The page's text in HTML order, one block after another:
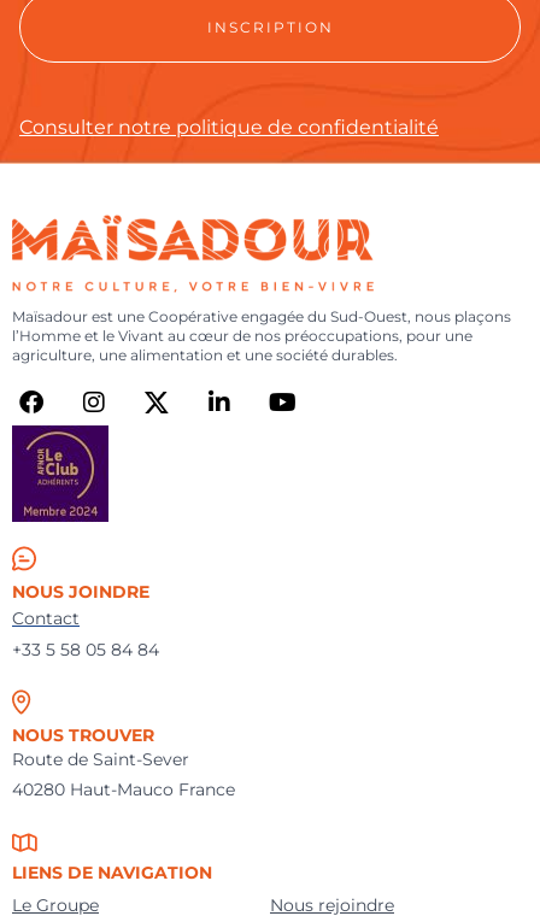
Consulter notre politique de confidentialité
Maïsadour est une Coopérative engagée du Sud-Ouest, nous plaçons
l’Homme et le Vivant au cœur de nos préoccupations, pour une
agriculture, une alimentation et une société durables.
NOUS JOINDRE
Contact
+33 5 58 05 84 84
NOUS TROUVER
Route de Saint-Sever
40280 Haut-Mauco France
LIENS DE NAVIGATION
Le Groupe
Nous rejoindre